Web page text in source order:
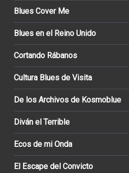
Blues Cover Me
Blues en el Reino Unido
Cortando Rábanos
Cultura Blues de Visita
De los Archivos de Kosmoblue
Diván el Terrible
Ecos de mi Onda
El Escape del Convicto